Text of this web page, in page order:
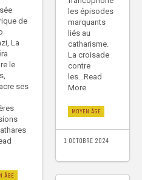
les épisodes
marquants
liés au
catharisme.
La croisade
contre
les...Read
More
MOYEN ÂGE
1 OCTOBRE 2024
de
La
le
ses
ÂGE